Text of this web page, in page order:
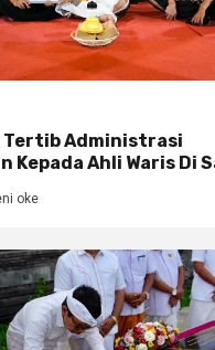
Tertib Administrasi
Kepada Ahli Waris Di
oke